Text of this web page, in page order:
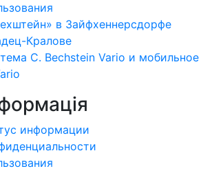
в Зайфхеннерсдорфе
Кралове
C. Bechstein Vario и мобильное
информации